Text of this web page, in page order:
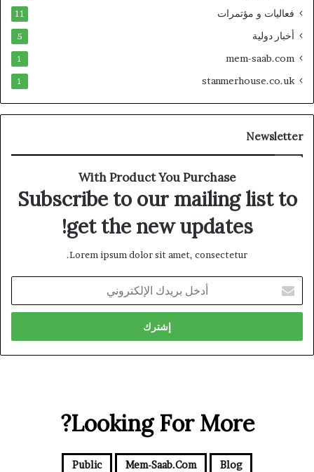
فعاليات و مؤتمرات 11
أخبار دولية 5
mem-saab.com
1
stanmerhouse.co.uk
1
Newsletter
With Product You Purchase
Subscribe to our mailing list to
get the new updates!
Lorem ipsum dolor sit amet, consectetur.
بريدك
الإلكتروني
Looking For More?
Blog
Mem-Saab.com
Public